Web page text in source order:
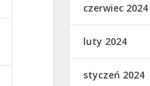
czerwiec 2024
luty 2024
styczeń 2024